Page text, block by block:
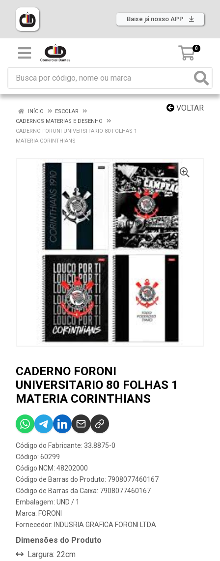
Baixe já nosso APP
0
VOLTAR
INÍCIO
ESCOLAR
CADERNOS MATERIAS E DESENHO
CADERNO FORONI UNIVERSITARIO 80 FOLHAS 1
MATERIA CORINTHIANS
CADERNO FORONI
UNIVERSITARIO 80 FOLHAS 1
MATERIA CORINTHIANS
Código do Fabricante: 33.8875-0
Código: 60299
Código NCM: 48202000
Código de Barras do Produto: 7908077460167
Código de Barras da Caixa: 7908077460167
Embalagem: UND / 1
Marca: FORONI
Fornecedor: INDUSRIA GRAFICA FORONI LTDA
Dimensões do Produto
Largura: 22cm